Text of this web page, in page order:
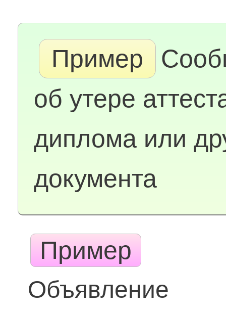
Пример
об утере
диплома или
документа
Пример
Объявление